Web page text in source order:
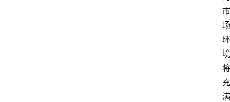
市
场
环
境
将
充
满